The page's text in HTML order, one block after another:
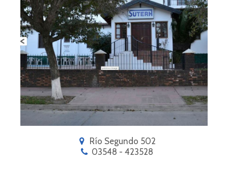
Río Segundo 502
03548 - 423528